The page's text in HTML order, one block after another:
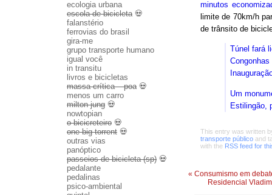
minutos
limite de 70km/h
de trânsito de
Túnel fará
Um
Estilingão,
This entry was written
transporte público and
with the RSS feed for
« Consumismo em
Residencial
ecologia urbana
escola de bicicleta💀
falanstério
ferrovias do brasil
gira-me
grupo transporte humano
igual você
in transitu
livros e bicicletas
massa crítica – poa💀
menos um carro
milton jung 💀
nowtopian
o bicicreteiro 💀
one big torrent 💀
outras vias
panóptico
passeios de bicicleta (sp) 💀
pedalante
pedalinas
psico-ambiental